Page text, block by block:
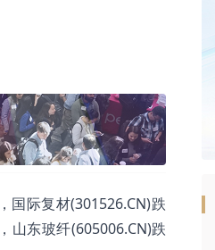
国际复材(301526.CN)跌
山东玻纤(605006.CN)跌